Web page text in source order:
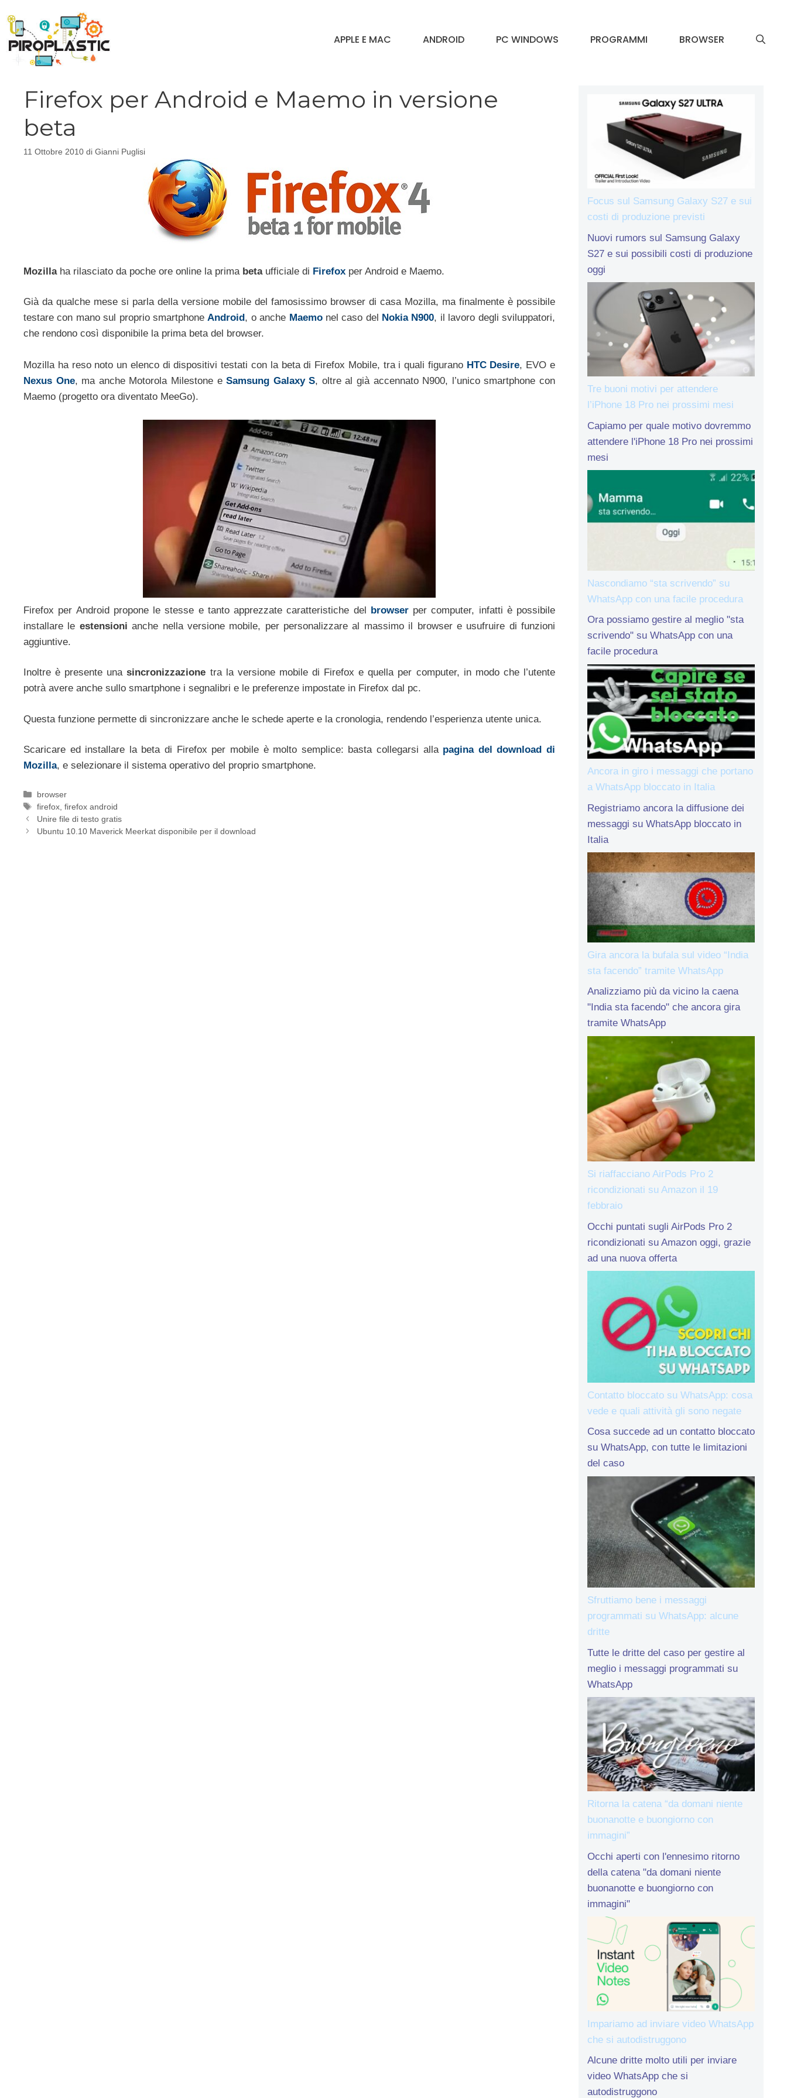
contenuto
APPLE E MAC ANDROID PC WINDOWS PROGRAMMI BROWSER
Firefox per Android e Maemo in versione
beta
11 Ottobre 2010 di Gianni Puglisi
Mozillaha rilasciato da poche ore online la prima betaufficiale di Firefox per Android e Maemo.
Già da qualche mese si parla della versione mobile del famosissimo browser di casa Mozilla, ma finalmente è possibile
testare con mano sul proprio smartphoneAndroid , o anche Maemonel caso del Nokia N900, il lavoro degli sviluppatori,
che rendono così disponibile la prima beta del browser.
Mozilla ha reso noto un elenco di dispositivi testati con la beta di Firefox Mobile, tra i quali figurano HTC Desire, EVO e
Nexus One, ma anche Motorola Milestone eSamsung Galaxy S, oltre al già accennato N900, l’unico smartphone con
Maemo (progetto ora diventato MeeGo).
Firefox per Android propone le stesse e tanto apprezzate caratteristiche del browserper computer, infatti è possibile
installare le estensioni anche nella versione mobile, per personalizzare al massimo il browser e usufruire di funzioni
aggiuntive.
Inoltre è presente unasincronizzazione tra la versione mobile di Firefox e quella per computer, in modo che l’utente
potrà avere anche sullo smartphone i segnalibri e le preferenze impostate in Firefox dal pc.
Questa funzione permette di sincronizzare anche le schede aperte e la cronologia, rendendo l’esperienza utente unica.
Scaricare ed installare la beta di Firefox per mobile è molto semplice: basta collegarsi alla pagina del download di
Mozilla, e selezionare il sistema operativo del proprio smartphone.
Categorie
browser
Tag
firefox ,firefox android
Unire file di testo gratis
Ubuntu 10.10 Maverick Meerkat disponibile per il download
Focus sul Samsung Galaxy S27 e sui
costi di produzione previsti
Nuovi rumors sul Samsung Galaxy
S27 e sui possibili costi di produzione
oggi
Tre buoni motivi per attendere
l’iPhone 18 Pro nei prossimi mesi
Capiamo per quale motivo dovremmo
attendere l'iPhone 18 Pro nei prossimi
mesi
Nascondiamo “sta scrivendo” su
WhatsApp con una facile procedura
Ora possiamo gestire al meglio "sta
scrivendo" su WhatsApp con una
facile procedura
Ancora in giro i messaggi che portano
a WhatsApp bloccato in Italia
Registriamo ancora la diffusione dei
messaggi su WhatsApp bloccato in
Italia
Gira ancora la bufala sul video “India
sta facendo” tramite WhatsApp
Analizziamo più da vicino la caena
"India sta facendo" che ancora gira
tramite WhatsApp
Si riaffacciano AirPods Pro 2
ricondizionati su Amazon il 19
febbraio
Occhi puntati sugli AirPods Pro 2
ricondizionati su Amazon oggi, grazie
ad una nuova offerta
Contatto bloccato su WhatsApp: cosa
vede e quali attività gli sono negate
Cosa succede ad un contatto bloccato
su WhatsApp, con tutte le limitazioni
del caso
Sfruttiamo bene i messaggi
programmati su WhatsApp: alcune
dritte
Tutte le dritte del caso per gestire al
meglio i messaggi programmati su
WhatsApp
Ritorna la catena “da domani niente
buonanotte e buongiorno con
immagini”
Occhi aperti con l'ennesimo ritorno
della catena "da domani niente
buonanotte e buongiorno con
immagini"
Impariamo ad inviare video WhatsApp
che si autodistruggono
Alcune dritte molto utili per inviare
video WhatsApp che si
autodistruggono